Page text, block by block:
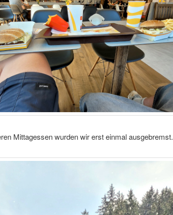
Mittagessen wurden wir erst einmal ausgebremst.